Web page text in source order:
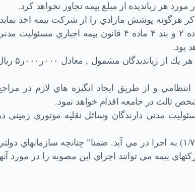
هرگونه پوشش مازادي را از شركت بيمه اخذ
زيانهاي بدني ناشي از استثنائات ذكر شده در بند ب ماده ۲ و بند ۴ ماده ۴ قانون بيمه اجباري مسئوليت
بود.
۸- حداكثر تعهد صندوق تامين خسارتهاي بدني در مقابل هر يك از زيانديدگان
و از طريق ايجاد انگيزه هاي لازم در
ثالث در جامعه اقدام خواهد نمود.
مدني دارندگان وسائل نقليه موتوري زميني در
۱۱- اين مصوبه از تاريخ اول مهر ماه سالجاري (۱/۷/۱۳۷۴) به اجرا در مي آيد. ضمنا” چنانچه سازمانهاي
بيمه مي توانند اجراي اين مصوبه را در مورد